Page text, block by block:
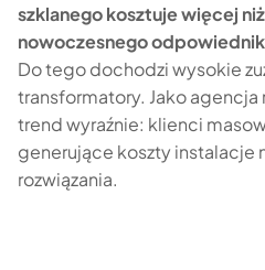
szklanego kosztuje więcej
nowoczesnego
Do tego dochodzi wysokie
transformatory. Jako
trend wyraźnie: klienci
generujące koszty instalacje
rozwiązania.